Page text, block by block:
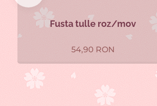
Fusta tulle roz/mov
54,90 RON